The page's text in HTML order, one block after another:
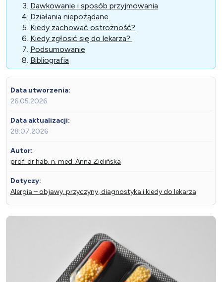
Dawkowanie i sposób przyjmowania
Działania niepożądane
Kiedy zachować ostrożność?
Kiedy zgłosić się do lekarza?
Podsumowanie
Bibliografia
Data utworzenia:
26.05.2026
Data aktualizacji:
28.07.2026
Autor:
prof. dr hab. n. med. Anna Zielińska
Dotyczy:
Alergia – objawy, przyczyny, diagnostyka i kiedy do lekarza